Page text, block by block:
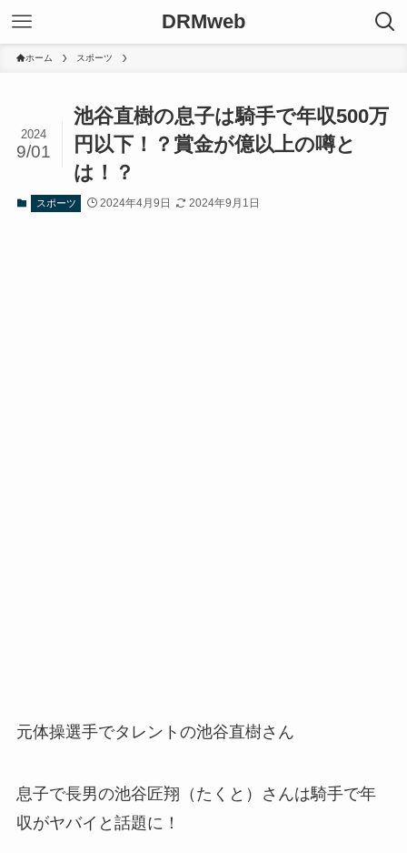
DRMweb
ホーム スポーツ
池谷直樹の息子は騎手で年収500万
円以下！？賞金が億以上の噂と
は！？
2024
9/01
スポーツ 2024年4月9日 2024年9月1日
元体操選手でタレントの池谷直樹さん
息子で長男の池谷 匠翔（たくと）さんは騎手で年
収がヤバイと話題に！